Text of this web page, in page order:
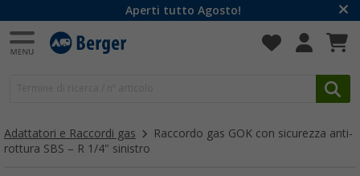
Aperti tutto Agosto!
Adattatori e Raccordi gas
Raccordo gas GOK con sicurezza anti-
rottura SBS – R 1/4" sinistro